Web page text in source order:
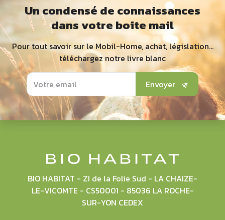
Un condensé de connaissances
dans votre boite mail
Pour tout savoir sur le Mobil-Home, achat, législation...
téléchargez notre livre blanc
Envoyer
BIO HABITAT - ZI de la Folie Sud - LA CHAIZE-
LE-VICOMTE - CS50001 - 85036 LA ROCHE-
SUR-YON CEDEX